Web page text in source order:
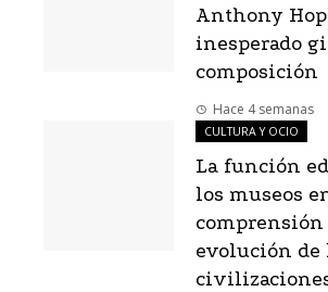
Anthony
inesperado
composición
Hace 4 semanas
CULTURA Y OCIO
La función
los museos
comprensión
evolución de